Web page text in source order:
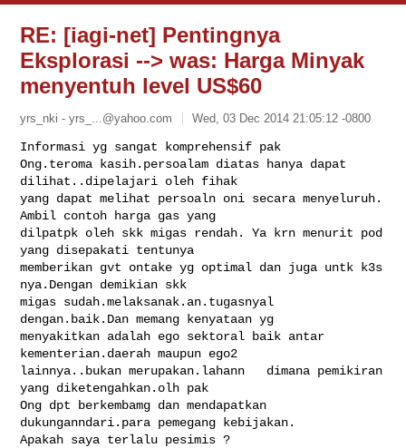
RE: [iagi-net] Pentingnya
Eksplorasi --> was: Harga Minyak
menyentuh level US$60
yrs_nki -yrs_...@yahoo.com Wed, 03 Dec 2014 21:05:12 -0800
Informasi yg sangat komprehensif pak
Ong.teroma kasih.persoalam diatas hanya dapat
dilihat..dipelajari oleh fihak
yang dapat melihat persoaln oni secara menyeluruh.
Ambil contoh harga gas yang
dilpatpk oleh skk migas rendah. Ya krn menurit pod
yang disepakati tentunya
memberikan gvt ontake yg optimal dan juga untk k3s
nya.Dengan demikian skk
migas sudah.melaksanak.an.tugasnyal
dengan.baik.Dan memang kenyataan yg
menyakitkan adalah ego sektoral baik antar
kementerian.daerah maupun ego2
lainnya..bukan merupakan.lahann   dimana pemikiran
yang diketengahkan.olh pak
Ong dpt berkembamg dan mendapatkan
dukunganndari.para pemegang kebijakan.
Apakah saya terlalu pesimis ?